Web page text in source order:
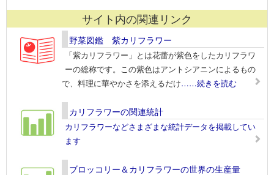
サイト内の関連リンク
野菜図鑑 紫カリフラワー
「紫カリフラワー」とは花蕾が紫色をしたカリフラワ
ーの総称です。この紫色はアントシアニンによるもの
で、料理に華やかさを添えるだけ……続きを読む
カリフラワーの関連統計
カリフラワーなどさまざまな統計データを掲載してい
ます
ブロッコリー＆カリフラワーの世界の生産量